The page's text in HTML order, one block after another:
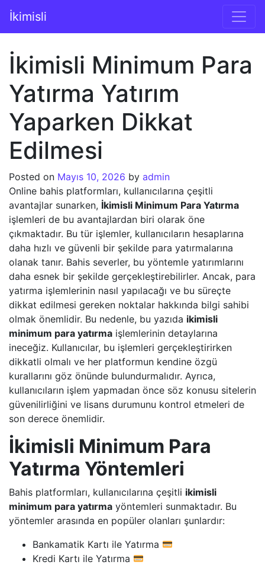
İçeriğe geç
Ana gezinti
İkimisli
İkimisli Minimum Para
Yatırma Yatırım
Yaparken Dikkat
Edilmesi
Posted on Mayıs 10, 2026 by admin
Online bahis platformları, kullanıcılarına çeşitli
avantajlar sunarken, İkimisli Minimum Para Yatırma
işlemleri de bu avantajlardan biri olarak öne
çıkmaktadır. Bu tür işlemler, kullanıcıların hesaplarına
daha hızlı ve güvenli bir şekilde para yatırmalarına
olanak tanır. Bahis severler, bu yöntemle yatırımlarını
daha esnek bir şekilde gerçekleştirebilirler. Ancak, para
yatırma işlemlerinin nasıl yapılacağı ve bu süreçte
dikkat edilmesi gereken noktalar hakkında bilgi sahibi
olmak önemlidir. Bu nedenle, bu yazıda ikimisli
minimum para yatırma işlemlerinin detaylarına
ineceğiz. Kullanıcılar, bu işlemleri gerçekleştirirken
dikkatli olmalı ve her platformun kendine özgü
kurallarını göz önünde bulundurmalıdır. Ayrıca,
kullanıcıların işlem yapmadan önce söz konusu sitelerin
güvenilirliğini ve lisans durumunu kontrol etmeleri de
son derece önemlidir.
İkimisli Minimum Para
Yatırma Yöntemleri
Bahis platformları, kullanıcılarına çeşitli ikimisli
minimum para yatırma yöntemleri sunmaktadır. Bu
yöntemler arasında en popüler olanları şunlardır:
Bankamatik Kartı ile Yatırma
Kredi Kartı ile Yatırma